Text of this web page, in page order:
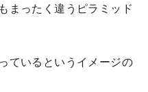
まったく違うピラミッド
ているというイメージの